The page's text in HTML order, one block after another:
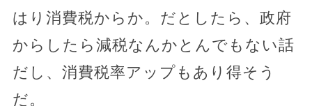
はり消費税からか。だとしたら、政府
からしたら減税なんかとんでもない話
だし、消費税率アップもあり得そう
だ。